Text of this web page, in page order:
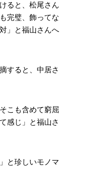
ると、松尾さん
完璧、飾ってな
」と福山さんへ
すると、中居さ
こも含めて窮屈
感じ」と福山さ
と珍しいモノマ